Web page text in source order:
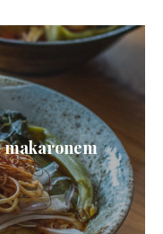
makaronem